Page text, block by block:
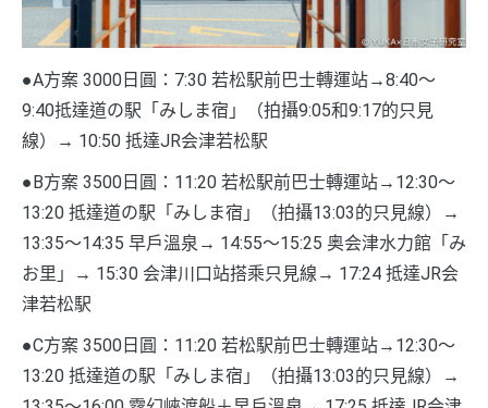
●A方案 3000日圓：7:30 若松駅前巴士轉運站→8:40～
9:40抵達道の駅「みしま宿」（拍攝9:05和9:17的只見
線）→ 10:50 抵達JR会津若松駅
●B方案 3500日圓：11:20 若松駅前巴士轉運站→12:30～
13:20 抵達道の駅「みしま宿」（拍攝13:03的只見線）→
13:35～14:35 早戶溫泉→ 14:55～15:25 奥会津水力館「み
お里」→ 15:30 会津川口站搭乘只見線→ 17:24 抵達JR会
津若松駅
●C方案 3500日圓：11:20 若松駅前巴士轉運站→12:30～
13:20 抵達道の駅「みしま宿」（拍攝13:03的只見線）→